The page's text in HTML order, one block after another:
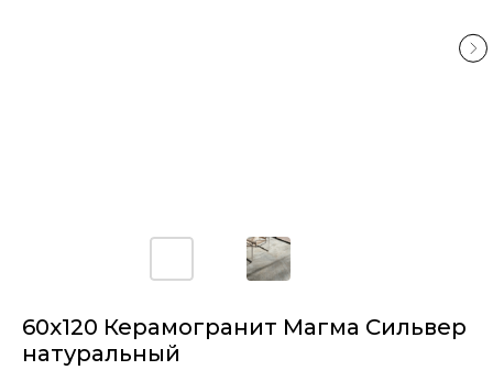
60х120 Керамогранит Магма Сильвер
натуральный